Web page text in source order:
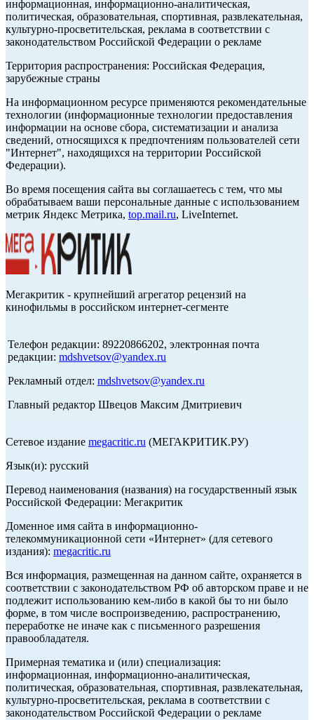
информационная, информационно-аналитическая,
политическая, образовательная, спортивная, развлекательная,
культурно-просветительская, реклама в соответствии с
законодательством Российской Федерации о рекламе
Территория распространения: Российская Федерация,
зарубежные страны
На информационном ресурсе применяются рекомендательные
технологии (информационные технологии предоставления
информации на основе сбора, систематизации и анализа
сведений, относящихся к предпочтениям пользователей сети
"Интернет", находящихся на территории Российской
Федерации).
Во время посещения сайта вы соглашаетесь с тем, что мы
обрабатываем ваши персональные данные с использованием
метрик Яндекс Метрика, top.mail.ru, LiveInternet.
Мегакритик - крупнейший агрегатор рецензий на
кинофильмы в российском интернет-сегменте
Телефон редакции: 89220866202, электронная почта
редакции: mdshvetsov@yandex.ru
Рекламный отдел: mdshvetsov@yandex.ru
Главный редактор Швецов Максим Дмитриевич
Сетевое издание megacritic.ru (МЕГАКРИТИК.РУ)
Язык(и): русский
Перевод наименования (названия) на государственный язык
Российской Федерации: Мегакритик
Доменное имя сайта в информационно-
телекоммуникационной сети «Интернет» (для сетевого
издания): megacritic.ru
Вся информация, размещенная на данном сайте, охраняется в
соответствии с законодательством РФ об авторском праве и не
подлежит использованию кем-либо в какой бы то ни было
форме, в том числе воспроизведению, распространению,
переработке не иначе как с письменного разрешения
правообладателя.
Примерная тематика и (или) специализация:
информационная, информационно-аналитическая,
политическая, образовательная, спортивная, развлекательная,
культурно-просветительская, реклама в соответствии с
законодательством Российской Федерации о рекламе